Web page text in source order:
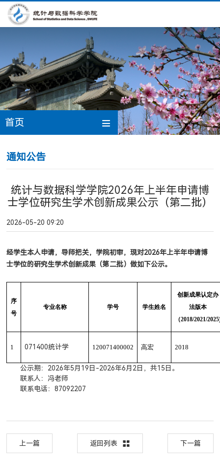
首页
通知公告
统计与数据科学学院2026年上半年申请博
士学位研究生学术创新成果公示（第二批）
2026-05-20 09:20
经学生本人申请，导师把关，学院初审，现对2026年上半年申请博
士学位的研究生学术创新成果（第二批）做如下公示。
序
号
专业名称 学号 学生姓名
创新成果认定办
法版本
（2018/2021/
1 071400统计学 120071400002 高宏 2018
公示期： 2026年5月 19 日 -2026年6月 2日，共15 日。
联系人：冯老师
联系电话：87092207
上一篇 返回列表 下一篇